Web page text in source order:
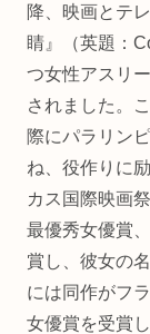
降、映画とテ
睛』（英題：
つ女性アスリ
されました。
際にパラリン
ね、役作りに
カス国際映画
最優秀女優賞
賞し、彼女の
には同作がフ
女優賞を受賞